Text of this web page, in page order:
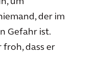
der im
Gefahr ist.
froh, dass er